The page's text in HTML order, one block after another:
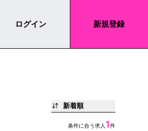
ログイン 新規登録
新着順
条件に合う求人 1件